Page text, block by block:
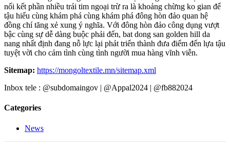
nối kết phần nhiều trái tim ngoại trừ ra là khoảng chừng ko gian để
tậu hiểu cùng khám phá cùng khám phá đông hòn đảo quan hệ
đồng chí tăng xẻ xung ý nghĩa. Với đông hòn đảo công dụng vượt
bậc cùng sự dễ dàng buộc phải đến, bat dong san golden hill da
nang nhất định đang nỗ lực lại phát triển thành đưa điểm đến lựa tậu
tuyệt vời cho cảm tình cùng tình người mua hàng vĩnh viễn.
Sitemap: https://mongoltextile.mn/sitemap.xml
Inbox tele : @subdomaingov | @Appal2024 | @fb882024
Categories
News